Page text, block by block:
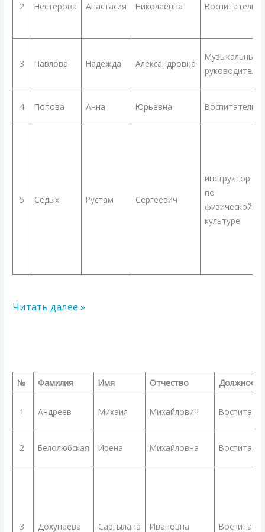
2 Нестерова Анастасия Николаевна Воспитатель
3 Павлова Надежда Александровна
Музыкальный
руководитель
4 Попова Анна Юрьевна Воспитатель
5 Седых Рустам Сергеевич
инструктор
по
физической
культуре
Читать далее »
№ Фамилия Имя Отчество Должность
1 Андреев Михаил Михайлович
2 Белолюбская Ирена Михайловна
3 Дохунаева Саргылана Ивановна
республиканского
профессионального
конкурса
«Воспитатель
2024»